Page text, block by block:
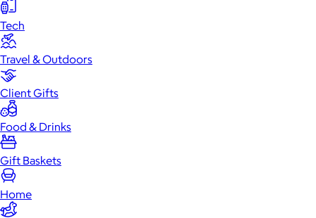
Tech
Travel & Outdoors
Client Gifts
Food & Drinks
Gift Baskets
Home